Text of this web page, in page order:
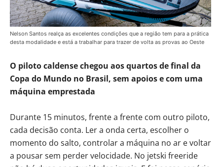
Nelson Santos realça as excelentes condições que a região tem para a prática
desta modalidade e está a trabalhar para trazer de volta as provas ao Oeste
O piloto caldense chegou aos quartos de final da
Copa do Mundo no Brasil, sem apoios e com uma
máquina emprestada
Durante 15 minutos, frente a frente com outro piloto,
cada decisão conta. Ler a onda certa, escolher o
momento do salto, controlar a máquina no ar e voltar
a pousar sem perder velocidade. No jetski freeride